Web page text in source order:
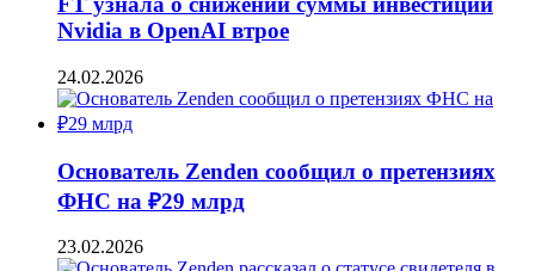
Nvidia в OpenAI втрое
24.02.2026
Основатель Zenden сообщил о претензиях
ФНС на ₽29 млрд
23.02.2026